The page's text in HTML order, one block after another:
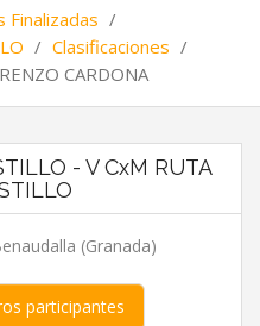
Finalizadas /
/ Clasificaciones /
CARDONA
- V CxM RUTA
(Granada)
participantes